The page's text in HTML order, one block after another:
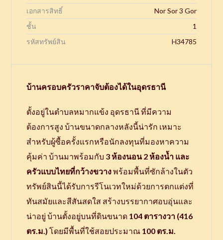
เอกสารสิทธิ์
Nor Sor 3 Gor
ชั้น
1
รหัสทรัพย์สิน
H34785
บ้านครอบครัวราคาจับต้องได้ในอุดรธานี
ตั้งอยู่ในตำบลหมากแข้ง อุดรธานี ที่มีความ
ต้องการสูง บ้านขนาดกลางหลังนี้น่ารัก เหมาะ
สำหรับผู้ซื้อครั้งแรกหรือนักลงทุนที่มองหาความ
คุ้มค่า บ้านมาพร้อมกับ 3 ห้องนอน 2 ห้องน้ำ และ
ครัวแบบไทยที่กว้างขวางพร้อมพื้นที่ซักล้างในตัว
ทรัพย์สินนี้ได้รับการรีโนเวทใหม่ด้วยการตกแต่งที่
ทันสมัยและสีสันสดใส สร้างบรรยากาศอบอุ่นและ
น่าอยู่ บ้านตั้งอยู่บนที่ดินขนาด 104 ตารางวา (416
ตร.ม.) โดยมีพื้นที่ใช้สอยประมาณ 100 ตร.ม.